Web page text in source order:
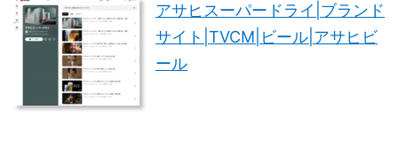
アサヒスーパードライ|ブランド
サイト|TVCM|ビール|アサヒビ
ール